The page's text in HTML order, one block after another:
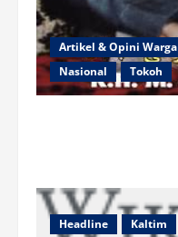
Artikel & Opini Warga
Nasional
Tokoh
Headline Kaltim